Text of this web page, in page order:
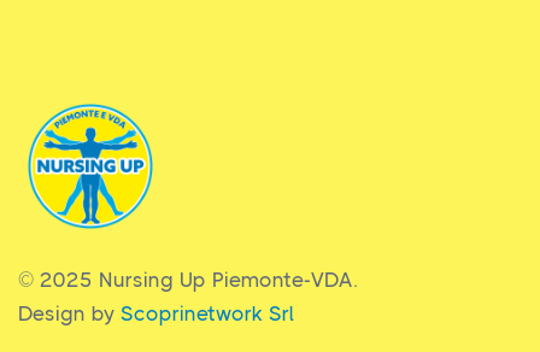
© 2025 Nursing Up Piemonte-VDA.
Design by Scoprinetwork Srl